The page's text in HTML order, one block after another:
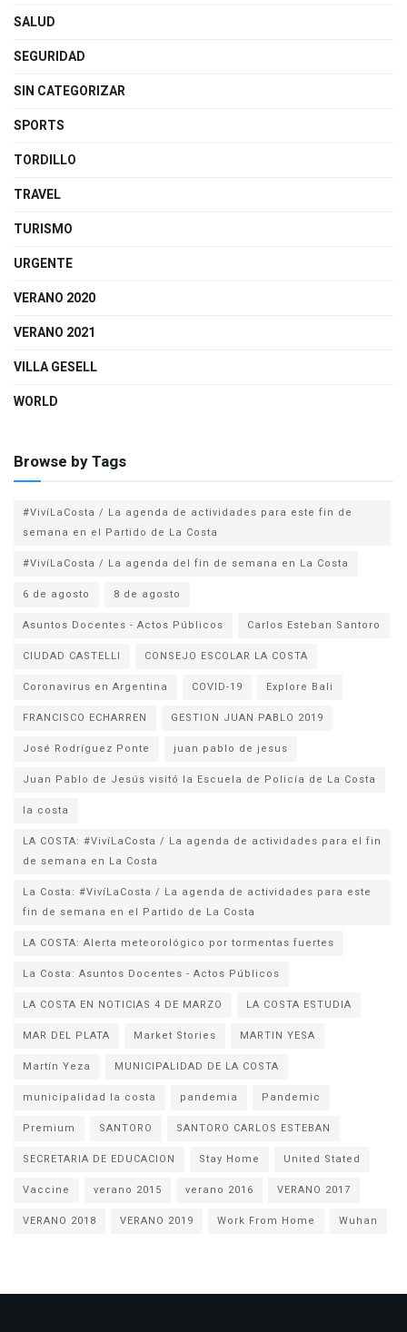
SALUD
SEGURIDAD
SIN CATEGORIZAR
SPORTS
TORDILLO
TRAVEL
TURISMO
URGENTE
VERANO 2020
VERANO 2021
VILLA GESELL
WORLD
Browse by Tags
#VivíLaCosta / La agenda de actividades para este fin de
semana en el Partido de La Costa
#VivíLaCosta / La agenda del fin de semana en La Costa
6 de agosto
8 de agosto
Asuntos Docentes - Actos Públicos
Carlos Esteban Santoro
CIUDAD CASTELLI
CONSEJO ESCOLAR LA COSTA
Coronavirus en Argentina
COVID-19
Explore Bali
FRANCISCO ECHARREN
GESTION JUAN PABLO 2019
José Rodríguez Ponte
juan pablo de jesus
la costa
LA COSTA: #VivíLaCosta / La agenda de actividades para el fin
de semana en La Costa
La Costa: #VivíLaCosta / La agenda de actividades para este
fin de semana en el Partido de La Costa
LA COSTA: Alerta meteorológico por tormentas fuertes
La Costa: Asuntos Docentes - Actos Públicos
LA COSTA EN NOTICIAS 4 DE MARZO
LA COSTA ESTUDIA
MAR DEL PLATA
Market Stories
MARTIN YESA
Martín Yeza
MUNICIPALIDAD DE LA COSTA
municipalidad la costa
pandemia
Pandemic
Premium
SANTORO
SANTORO CARLOS ESTEBAN
SECRETARIA DE EDUCACION
Stay Home
United Stated
Vaccine
verano 2015 verano 2016
VERANO 2017
VERANO 2018
VERANO 2019 Work From Home Wuhan